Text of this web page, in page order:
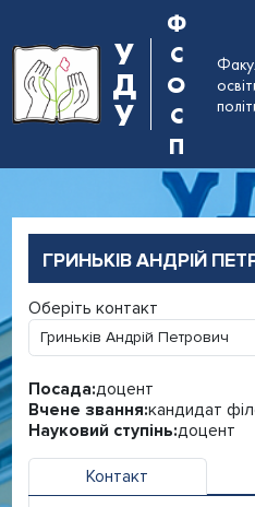
У
Д
У
Ф
С
О
С
П
ГРИНЬКІВ АНДРІЙ
Оберіть контакт
Посада:доцент
Вчене звання:кандидат
Науковий ступінь:доцент
Контакт